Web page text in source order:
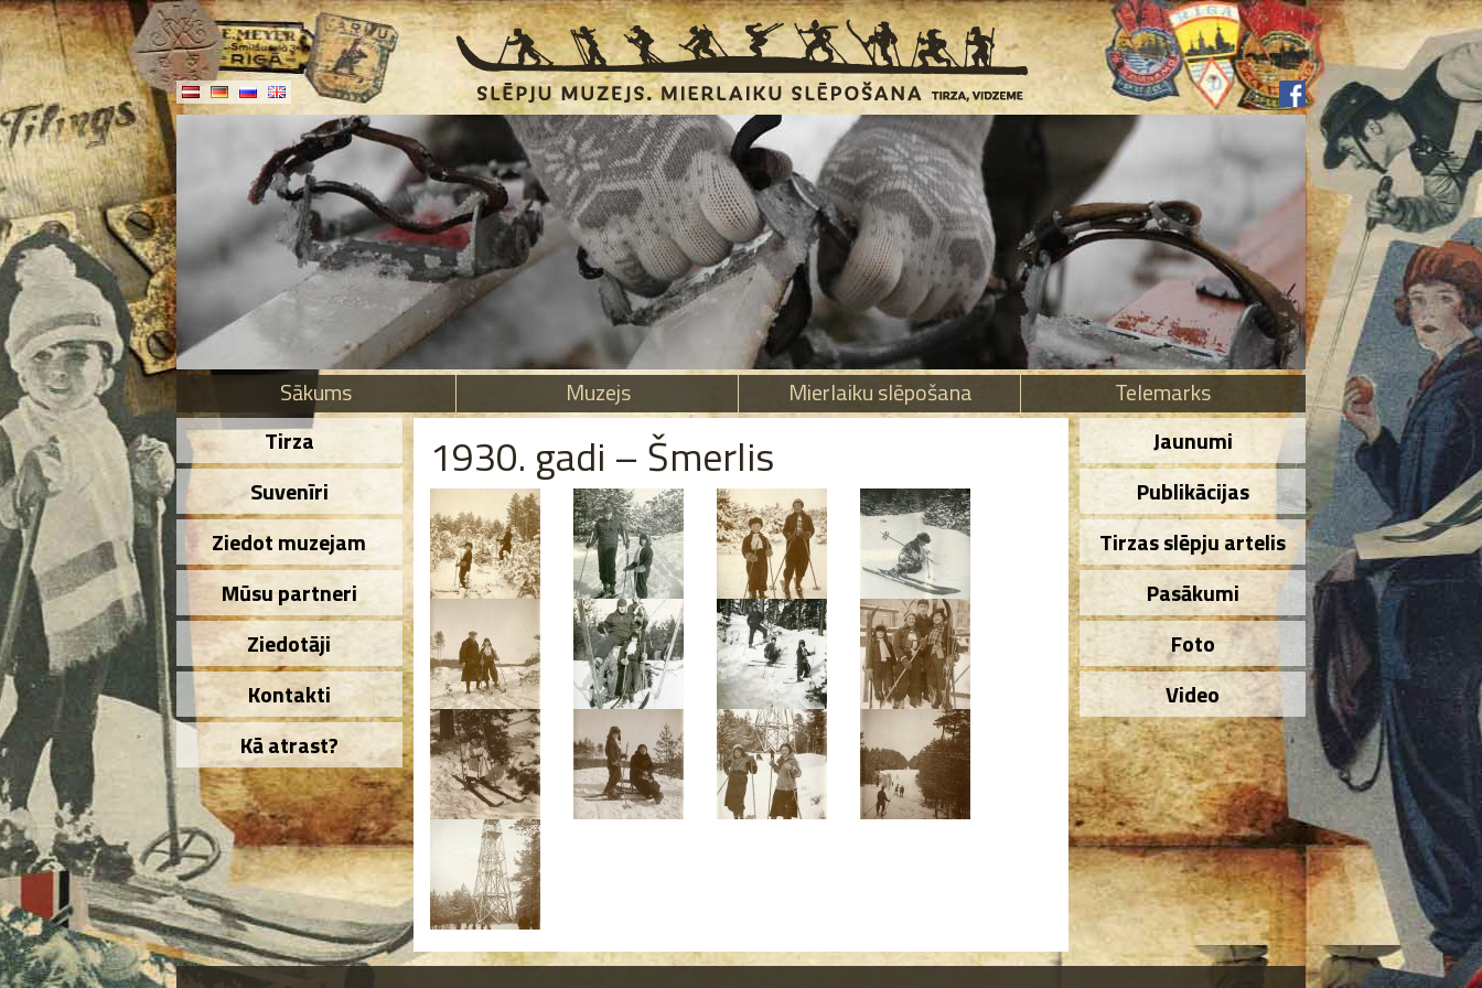
Sākums Muzejs Mierlaiku slēpošana
Telemarks
Tirza
Suvenīri
Ziedot muzejam
Mūsu partneri
Ziedotāji
Kontakti
Kā atrast?
1930. gadi – Šmerlis
Jaunumi
Publikācijas
Tirzas slēpju artelis
Pasākumi
Foto
Video